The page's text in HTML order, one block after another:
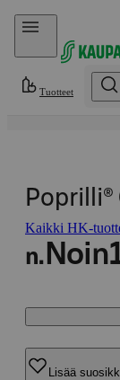
Hyppää sisältöön
Tuotteet
Kaikki HK-
n. Noin
Lisää